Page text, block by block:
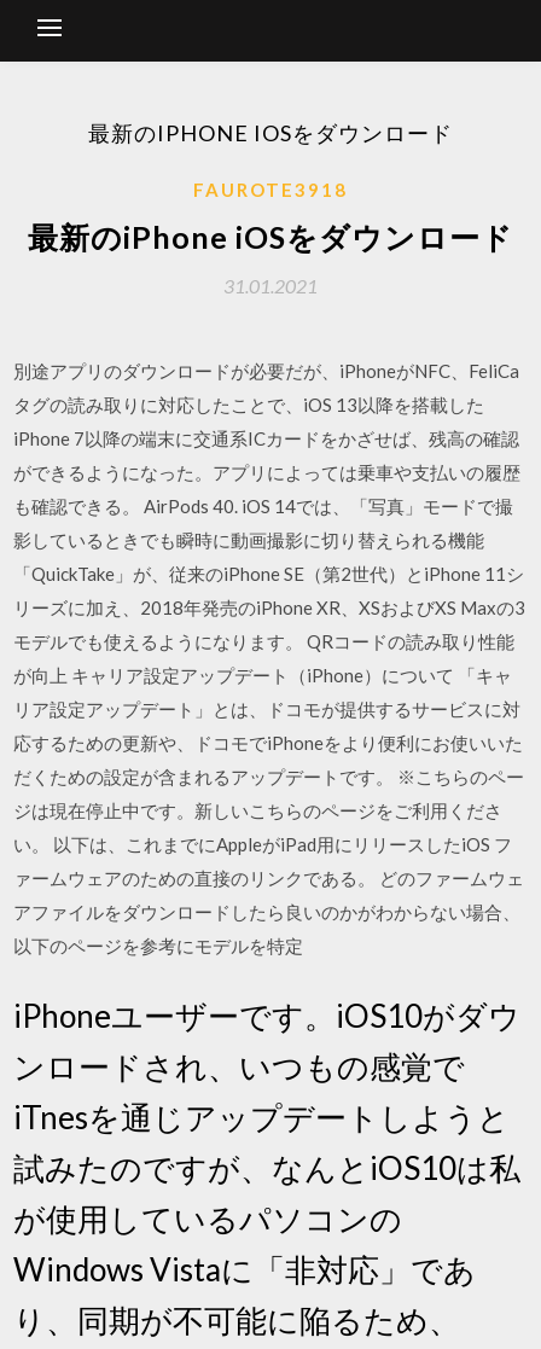
最新のIPHONE IOSをダウンロード
FAUROTE3918
最新のiPhone iOSをダウンロード
31.01.2021
別途アプリのダウンロードが必要だが、iPhoneがNFC、FeliCa
タグの読み取りに対応したことで、iOS 13以降を搭載した
iPhone 7以降の端末に交通系ICカードをかざせば、残高の確認
ができるようになった。アプリによっては乗車や支払いの履歴
も確認できる。 AirPods 40. iOS 14では、「写真」モードで撮
影しているときでも瞬時に動画撮影に切り替えられる機能
「QuickTake」が、従来のiPhone SE（第2世代）とiPhone 11シ
リーズに加え、2018年発売のiPhone XR、XSおよびXS Maxの3
モデルでも使えるようになります。 QRコードの読み取り性能
が向上 キャリア設定アップデート（iPhone）について 「キャ
リア設定アップデート」とは、ドコモが提供するサービスに対
応するための更新や、ドコモでiPhoneをより便利にお使いいた
だくための設定が含まれるアップデートです。 ※こちらのペー
ジは現在停止中です。新しいこちらのページをご利用くださ
い。 以下は、これまでにAppleがiPad用にリリースしたiOS フ
ァームウェアのための直接のリンクである。 どのファームウェ
アファイルをダウンロードしたら良いのかがわからない場合、
以下のページを参考にモデルを特定
iPhoneユーザーです。iOS10がダウ
ンロードされ、いつもの感覚で
iTnesを通じアップデートしようと
試みたのですが、なんとiOS10は私
が使用しているパソコンの
Windows Vistaに「非対応」であ
り、同期が不可能に陥るため、